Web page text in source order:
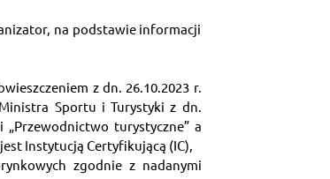
na podstawie informacji
z dn. 26.10.2023 r.
Sportu i Turystyki z dn.
turystyczne” a
Instytucją Certyfikującą (IC),
zgodnie z nadanymi